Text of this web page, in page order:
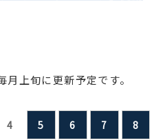
上旬に更新予定です。
4 5 6 7 8